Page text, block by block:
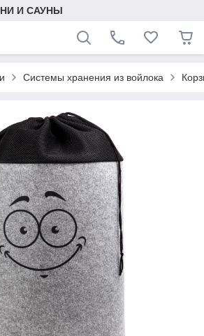
И САУНЫ
Системы хранения из войлока